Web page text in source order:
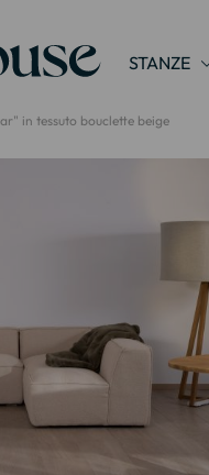
STANZE
in tessuto bouclette beige